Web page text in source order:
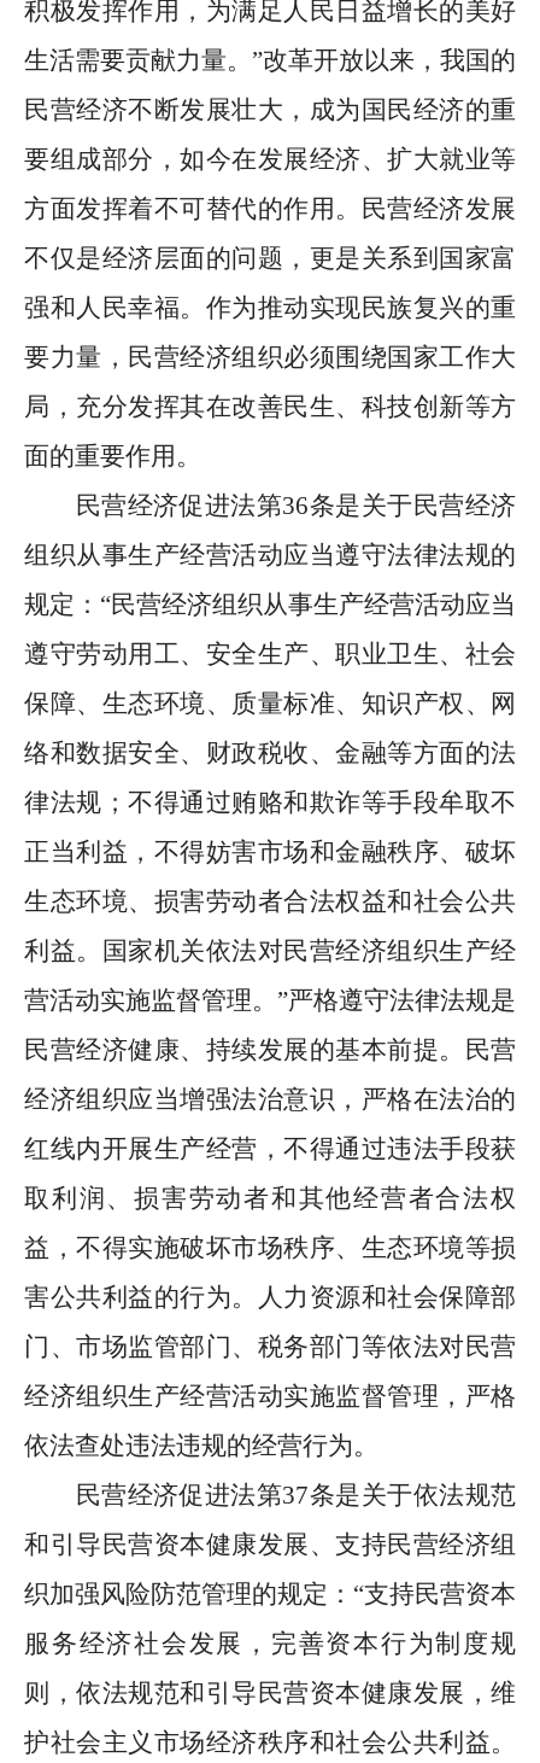
积极发挥作用，为满足人民日益增长的美好
生活需要贡献力量。 ”改革开放以来，我国的
民营经济不断发展壮大，成为国民经济的重
要组成部分，如今在发展经济、扩大就业等
方面发挥着不可替代的作用。民营经济发展
不仅是经济层面的问题，更是关系到国家富
强和人民幸福。作为推动实现民族复兴的重
要力量，民营经济组织必须围绕国家工作大
局，充分发挥其在改善民生、科技创新等方
面的重要作用。
民营经济促进法第36条是关于民营经济
组织从事生产经营活动应当遵守法律法规的
规定： “民营经济组织从事生产经营活动应当
遵守劳动用工、安全生产、职业卫生、社会
保障、生态环境、质量标准、知识产权、网
络和数据安全、财政税收、金融等方面的法
律法规；不得通过贿赂和欺诈等手段牟取不
正当利益，不得妨害市场和金融秩序、破坏
生态环境、损害劳动者合法权益和社会公共
利益。国家机关依法对民营经济组织生产经
营活动实施监督管理。 ”严格遵守法律法规是
民营经济健康、持续发展的基本前提。民营
经济组织应当增强法治意识，严格在法治的
红线内开展生产经营，不得通过违法手段获
取利润、损害劳动者和其他经营者合法权
益，不得实施破坏市场秩序、生态环境等损
害公共利益的行为。人力资源和社会保障部
门、市场监管部门、税务部门等依法对民营
经济组织生产经营活动实施监督管理，严格
依法查处违法违规的经营行为。
民营经济促进法第37条是关于依法规范
和引导民营资本健康发展、支持民营经济组
织加强风险防范管理的规定： “支持民营资本
服务经济社会发展，完善资本行为制度规
则，依法规范和引导民营资本健康发展，维
护社会主义市场经济秩序和社会公共利益。